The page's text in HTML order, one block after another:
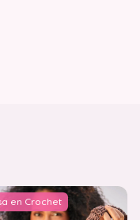
en Crochet